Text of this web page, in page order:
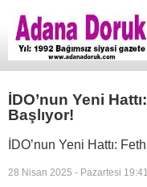
İDO’nun Yeni
Başlıyor!
İDO’nun Yeni Hattı:
28 Nisan 2025 - Pazartesi 19:41